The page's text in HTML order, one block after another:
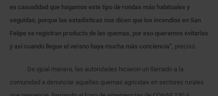
es casualidad que hagamos este tipo de rondas más habituales y
seguidas, porque las estadísticas nos dicen que los incendios en San
Felipe se registran producto de las quemas, por eso queremos evitarlas
y así cuando llegue el verano haya mucha más conciencia”, precisó.
De igual manera, las autoridades hicieron un llamado a la
comunidad a denunciar aquellas quemas agrícolas en sectores rurales